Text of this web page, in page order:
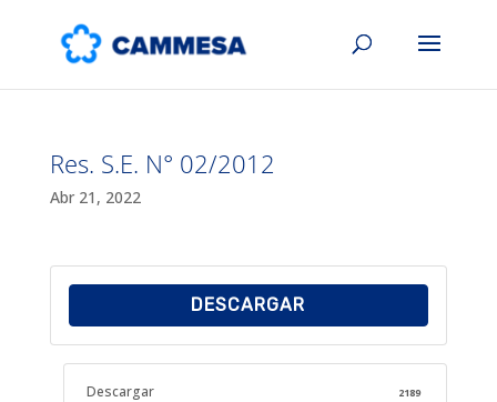
Res. S.E. N° 02/2012
Abr 21, 2022
DESCARGAR
Descargar 2189